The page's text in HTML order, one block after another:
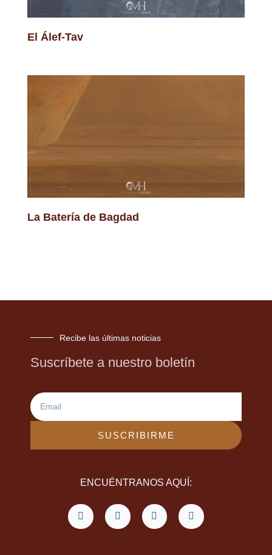
El Álef-Tav
La Batería de Bagdad
Recibe las últimas noticias
Suscríbete a nuestro boletín
Email
SUSCRIBIRME
ENCUÉNTRANOS AQUÍ:
F
a
c
T
w
i
L
i
n
Y
o
u